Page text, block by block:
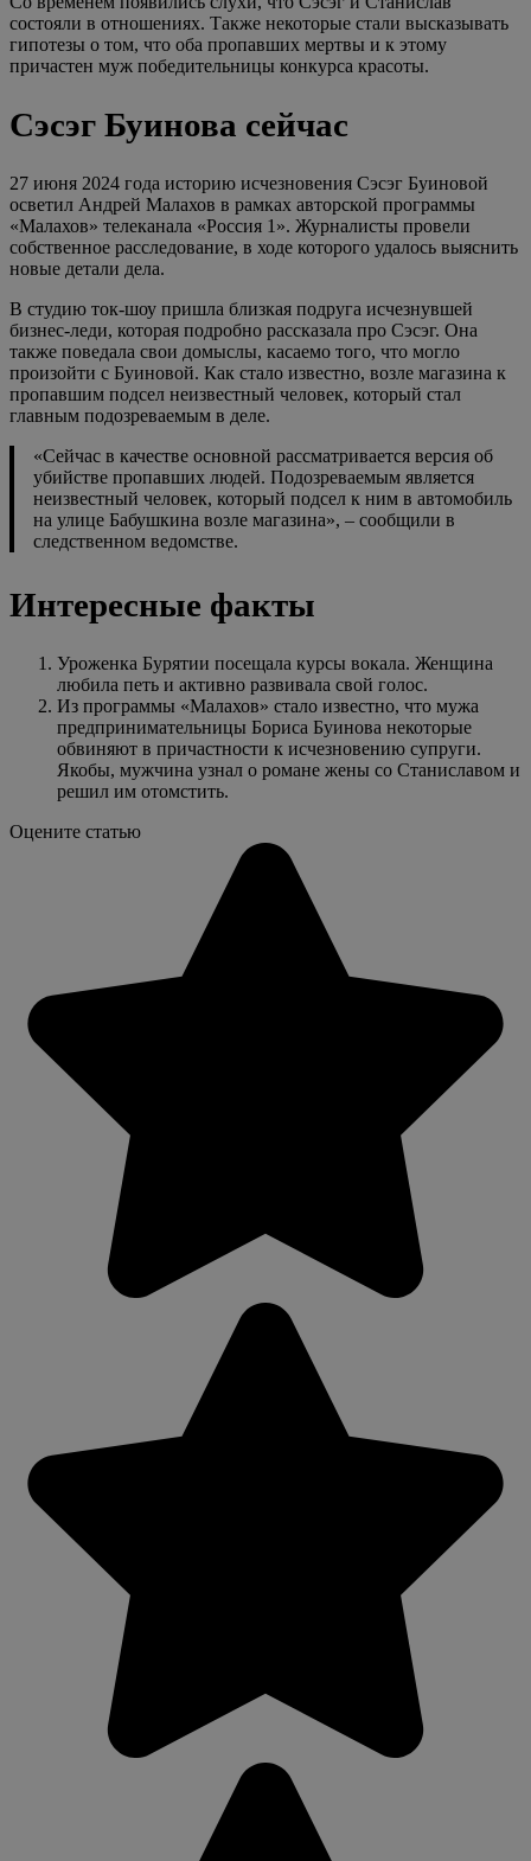
состояли в отношениях. Также некоторые стали высказывать
гипотезы о том, что оба пропавших мертвы и к этому
причастен муж победительницы конкурса красоты.
Сэсэг Буинова сейчас
27 июня 2024 года историю исчезновения Сэсэг Буиновой
осветил Андрей Малахов в рамках авторской программы
«Малахов» телеканала «Россия 1». Журналисты провели
собственное расследование, в ходе которого удалось выяснить
новые детали дела.
В студию ток-шоу пришла близкая подруга исчезнувшей
бизнес-леди, которая подробно рассказала про Сэсэг. Она
также поведала свои домыслы, касаемо того, что могло
произойти с Буиновой. Как стало известно, возле магазина к
пропавшим подсел неизвестный человек, который стал
главным подозреваемым в деле.
«Сейчас в качестве основной рассматривается версия об
убийстве пропавших людей. Подозреваемым является
неизвестный человек, который подсел к ним в автомобиль
на улице Бабушкина возле магазина», – сообщили в
следственном ведомстве.
Интересные факты
Уроженка Бурятии посещала курсы вокала. Женщина
любила петь и активно развивала свой голос.
Из программы «Малахов» стало известно, что мужа
предпринимательницы Бориса Буинова некоторые
обвиняют в причастности к исчезновению супруги.
Якобы, мужчина узнал о романе жены со Станиславом и
решил им отомстить.
Оцените статью